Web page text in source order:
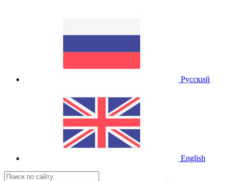
Русский
English